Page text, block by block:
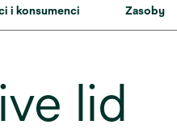
new
i konsumenci Zasoby
lid